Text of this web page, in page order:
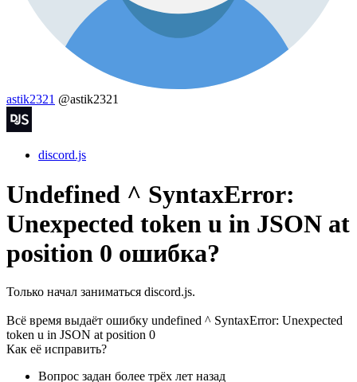
astik2321 @astik2321
discord.js
Undefined ^ SyntaxError:
Unexpected token u in JSON at
position 0 ошибка?
Только начал заниматься discord.js.
Всё время выдаёт ошибку undefined ^ SyntaxError: Unexpected
token u in JSON at position 0
Как её исправить?
Вопрос задан более трёх лет назад